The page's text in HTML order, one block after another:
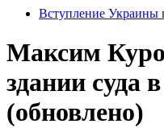
Вступление Украины
Максим
здании суда
(обновлено)